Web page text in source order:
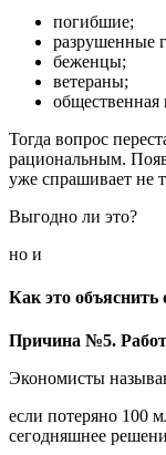
погибшие;
разрушенные
беженцы;
ветераны;
общественная
Тогда вопрос
рациональным.
уже спрашивает не
Выгодно ли это?
но и
Как это объяснить
Причина №5.
Экономисты
если потеряно 100
сегодняшнее